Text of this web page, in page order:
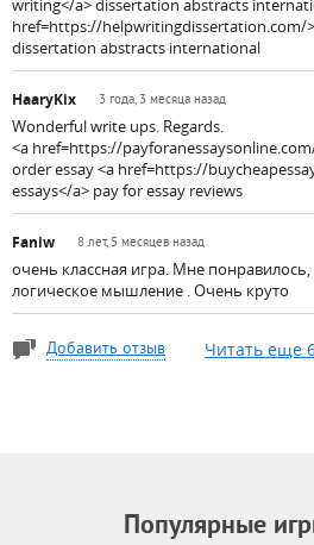
writing</a> dissertation abstracts
href=https://helpwritingdissertation.com/
dissertation abstracts international
HaaryKix 3 года, 3 месяца назад
Wonderful write ups. Regards.
<a href=https://
order essay <a href=https://
essays</a> pay for essay reviews
Faniw 8 лет, 5 месяцев назад
очень классная игра. Мне
логическое мышление . Очень круто
Добавить отзыв Читать еще
Популярные